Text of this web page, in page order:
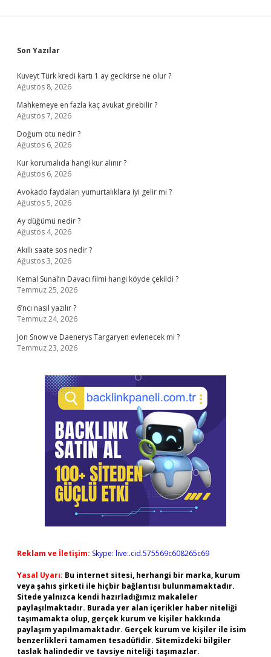
Sidebar
Son Yazılar
Kuveyt Türk kredi kartı 1 ay gecikirse ne olur ?
Ağustos 8, 2026
Mahkemeye en fazla kaç avukat girebilir ?
Ağustos 7, 2026
Doğum otu nedir ?
Ağustos 6, 2026
Kur korumalıda hangi kur alınır ?
Ağustos 6, 2026
Avokado faydaları yumurtalıklara iyi gelir mi ?
Ağustos 5, 2026
Ay düğümü nedir ?
Ağustos 4, 2026
Akıllı saate sos nedir ?
Ağustos 3, 2026
Kemal Sunal’ın Davacı filmi hangi köyde çekildi ?
Temmuz 25, 2026
6’ncı nasıl yazılır ?
Temmuz 24, 2026
Jon Snow ve Daenerys Targaryen evlenecek mi ?
Temmuz 23, 2026
Reklam ve İletişim: Skype: live:.cid.575569c608265c69
Yasal Uyarı: Bu internet sitesi, herhangi bir marka, kurum
veya şahıs şirketi ile hiçbir bağlantısı bulunmamaktadır.
Sitede yalnızca kendi hazırladığımız makaleler
paylaşılmaktadır. Burada yer alan içerikler haber niteliği
taşımamakta olup, gerçek kurum ve kişiler hakkında
paylaşım yapılmamaktadır. Gerçek kurum ve kişiler ile isim
benzerlikleri tamamen tesadüfidir. Sitemizdeki bilgiler
taslak halindedir ve tavsiye niteliği taşımazlar.